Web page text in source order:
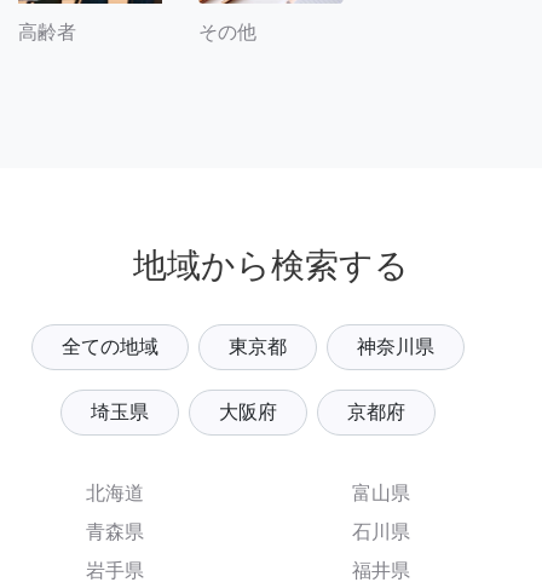
高齢者 その他
地域から検索する
全ての地域 東京都 神奈川県
埼玉県 大阪府 京都府
北海道
青森県
岩手県
富山県
石川県
福井県